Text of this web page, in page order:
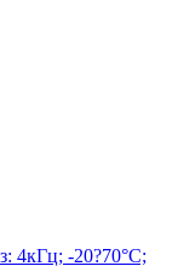
4кГц; -20?70°C;